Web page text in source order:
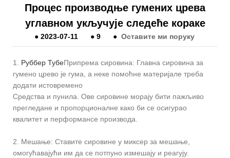
Процес производње гумених црева
углавном укључује следеће кораке
●2023-07-11 ●9 ● Оставите ми поруку
1. Руббер ТубеПрипрема сировина: Главна сировина за
гумено црево је гума, а неке помоћне материјале треба
додати истовремено
Средства и пунила. Ове сировине морају бити пажљиво
прегледане и пропорционалне како би се осигурао
квалитет и перформансе производа.
2. Мешање: Ставите сировине у миксер за мешање,
омогућавајући им да се потпуно измешају и реагују.